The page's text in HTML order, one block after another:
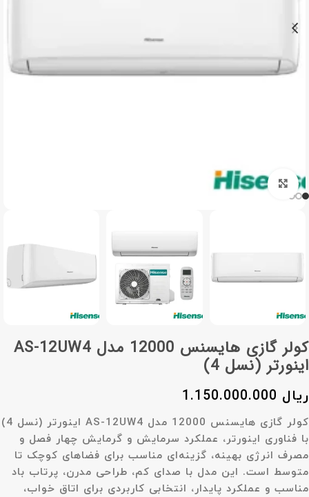
برای بزرگنمایی کلیک کنید
کولر گازی هایسنس 12000 مدل AS-12UW4
اینورتر (نسل 4)
ریال
کولر گازی هایسنس 12000 مدل
AS-12UW4 اینورتر (نسل 4)
با فناوری اینورتر، عملکرد سرمایش و گرمایش چهار فصل و
مصرف انرژی بهینه، گزینه‌ای مناسب برای فضاهای کوچک تا
متوسط است. این مدل با صدای کم، طراحی مدرن، پرتاب باد
مناسب و عملکرد پایدار، انتخابی کاربردی برای اتاق خواب،